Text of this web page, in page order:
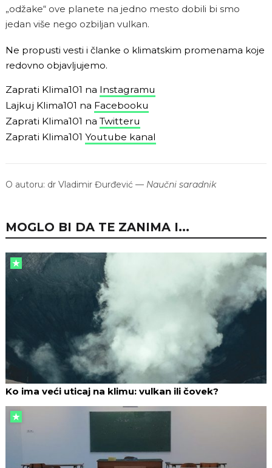
„odžake“ ove planete na jedno mesto dobili bi smo
jedan više nego ozbiljan vulkan.
Ne propusti vesti i članke o klimatskim promenama koje
redovno objavljujemo.
Zaprati Klima101 na Instagramu
Lajkuj Klima101 na Facebooku
Zaprati Klima101 na Twitteru
Zaprati Klima101 Youtube kanal
O autoru: dr Vladimir Đurđević — Naučni saradnik
MOGLO BI DA TE ZANIMA I...
Ko ima veći uticaj na klimu: vulkan ili čovek?